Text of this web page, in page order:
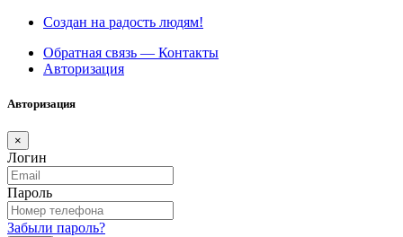
Создан на радость людям!
Обратная связь — Контакты
Авторизация
Авторизация
×
Логин
Пароль
Забыли пароль?